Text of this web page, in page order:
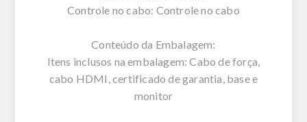
Controle no cabo: Controle no cabo
Conteúdo da Embalagem:
Itens inclusos na embalagem: Cabo de força,
cabo HDMI, certificado de garantia, base e
monitor